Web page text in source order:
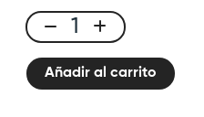
X-
Line
PodAñadir al carrito